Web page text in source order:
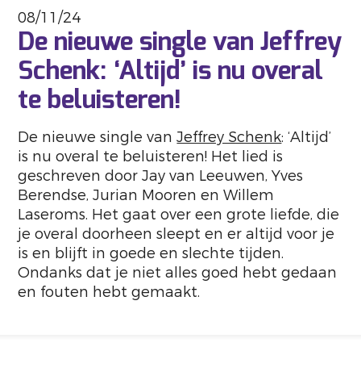
08/11/24
De nieuwe single van Jeffrey
Schenk: ‘Altijd’ is nu overal
te beluisteren!
De nieuwe single vanJeffrey Schenk: ‘Altijd’
is nu overal te beluisteren! Het lied is
geschreven door Jay van Leeuwen, Yves
Berendse, Jurian Mooren en Willem
Laseroms. Het gaat over een grote liefde, die
je overal doorheen sleept en er altijd voor je
is en blijft in goede en slechte tijden.
Ondanks dat je niet alles goed hebt gedaan
en fouten hebt gemaakt.